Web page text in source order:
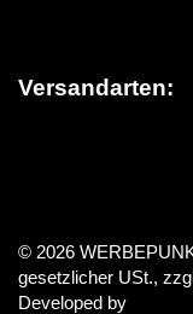
Versandarten:
© 2026
gesetzlicher USt.,
Developed by